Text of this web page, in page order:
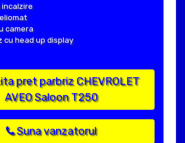
incalzire
camera
cu head up display
pret parbriz CHEVROLET
AVEO Saloon T250
Suna vanzatorul